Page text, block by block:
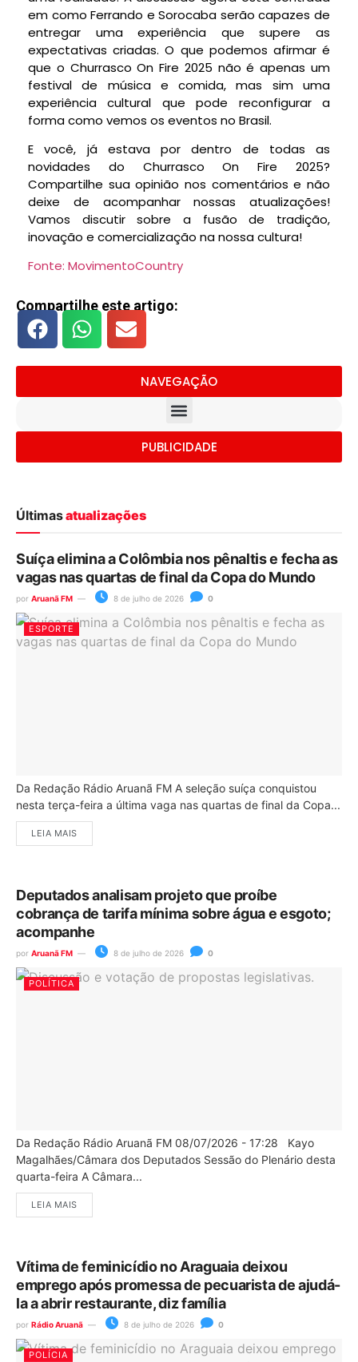
em como Ferrando e Sorocaba serão capazes de
entregar uma experiência que supere as
expectativas criadas. O que podemos afirmar é
que o Churrasco On Fire 2025 não é apenas um
festival de música e comida, mas sim uma
experiência cultural que pode reconfigurar a
forma como vemos os eventos no Brasil.
E você, já estava por dentro de todas as
novidades do Churrasco On Fire 2025?
Compartilhe sua opinião nos comentários e não
deixe de acompanhar nossas atualizações!
Vamos discutir sobre a fusão de tradição,
inovação e comercialização na nossa cultura!
Fonte: MovimentoCountry
Compartilhe este artigo:
NAVEGAÇÃO
PUBLICIDADE
Últimasatualizações
Suíça elimina a Colômbia nos pênaltis e fecha as
vagas nas quartas de final da Copa do Mundo
por Aruanã FM 8 de julho de 2026 0
ESPORTE
Da Redação Rádio Aruanã FM A seleção suíça conquistou
nesta terça-feira a última vaga nas quartas de final da Copa...
LEIA MAIS
Deputados analisam projeto que proíbe
cobrança de tarifa mínima sobre água e esgoto;
acompanhe
por Aruanã FM 8 de julho de 2026 0
POLÍTICA
Da Redação Rádio Aruanã FM 08/07/2026 - 17:28 Kayo
Magalhães/Câmara dos Deputados Sessão do Plenário desta
quarta-feira A Câmara...
LEIA MAIS
Vítima de feminicídio no Araguaia deixou
emprego após promessa de pecuarista de ajudá-
la a abrir restaurante, diz família
por Rádio Aruanã 8 de julho de 2026 0
POLÍCIA